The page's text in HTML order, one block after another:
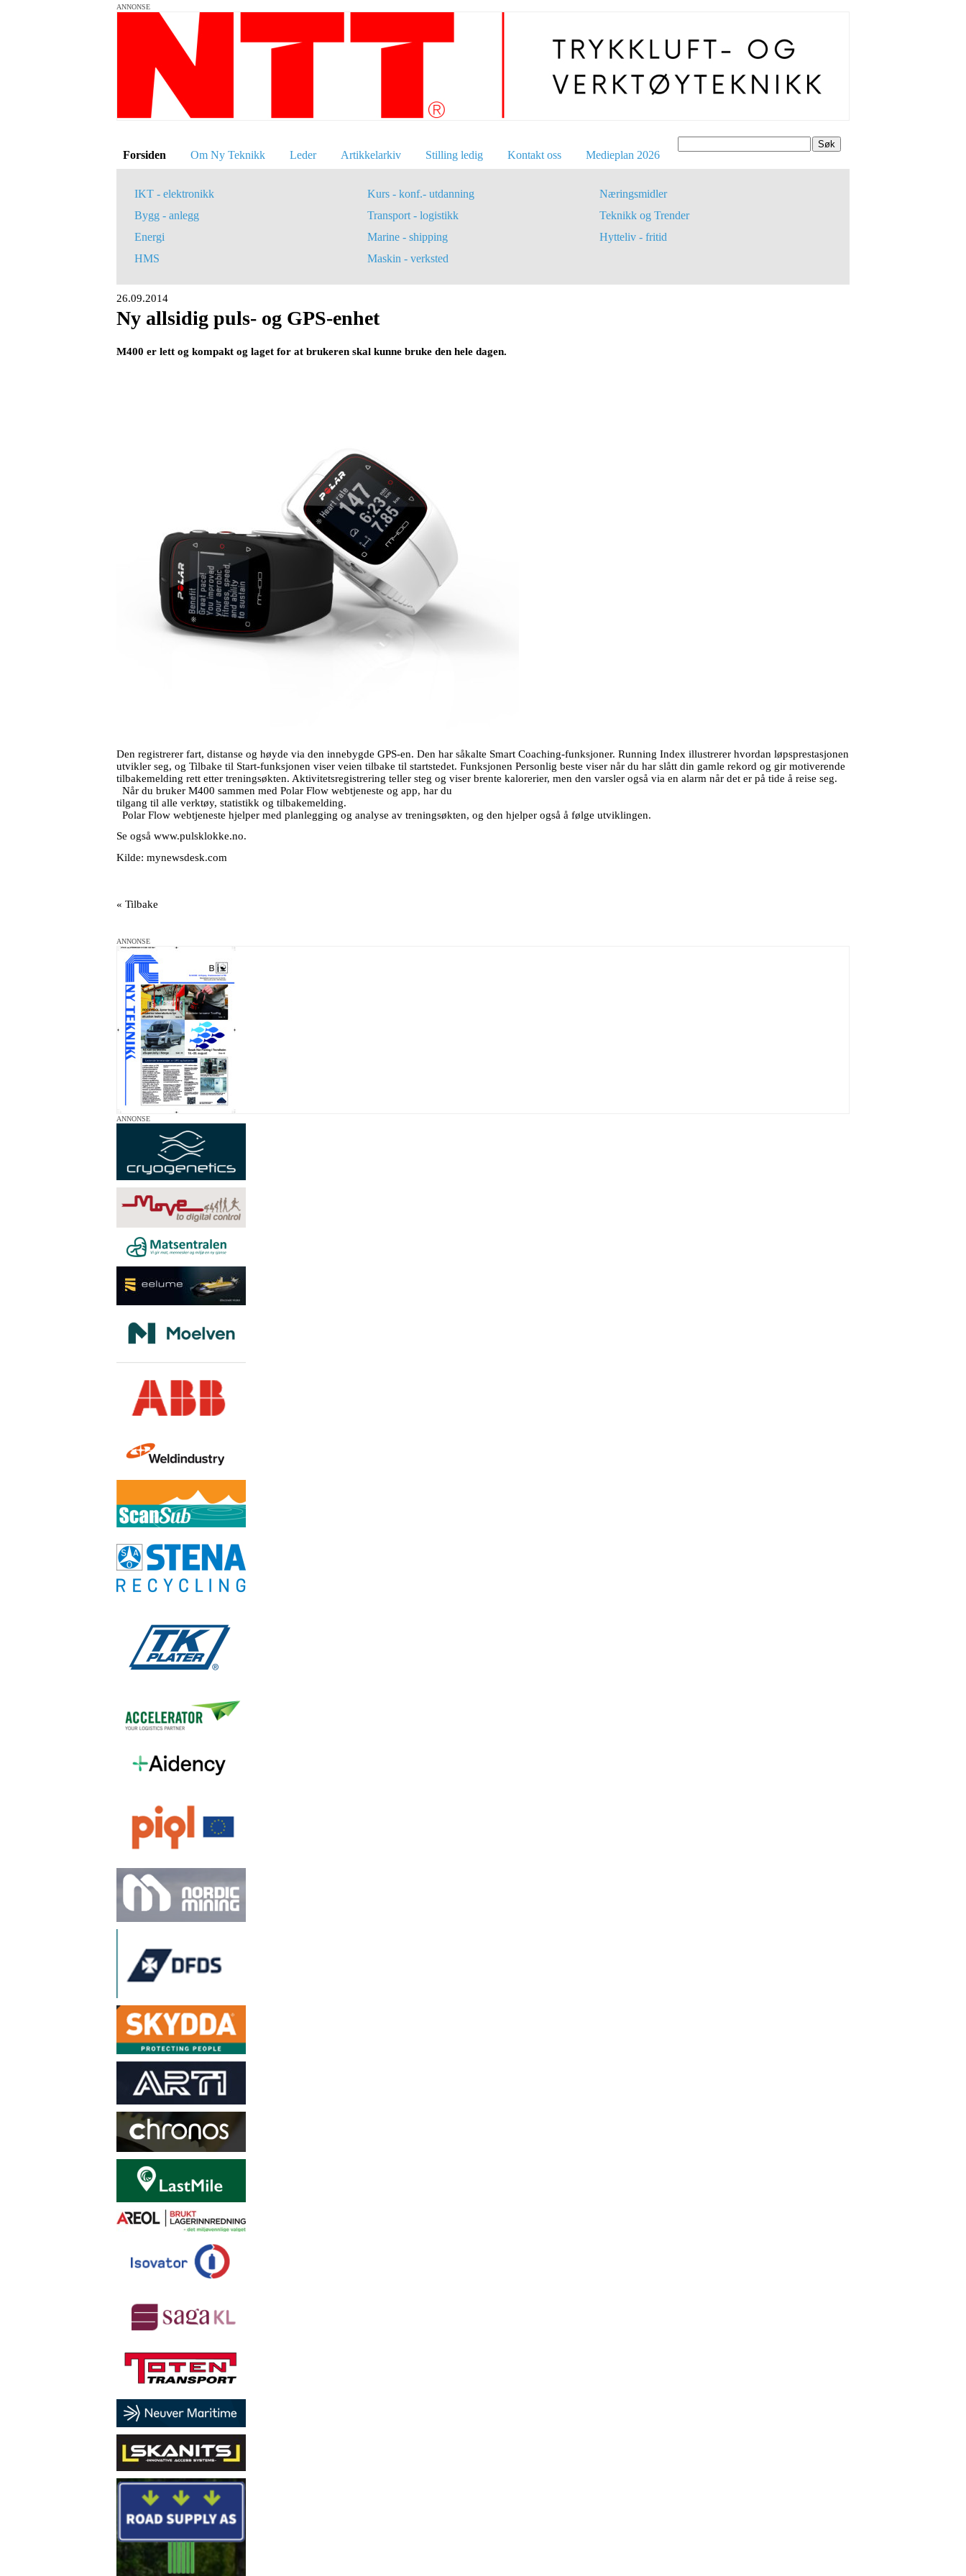
ANNONSE
Søk
Forsiden Om Ny Teknikk Leder Artikkelarkiv Stilling ledig Kontakt oss Medieplan 2026
IKT - elektronikk
Bygg - anlegg
Energi
HMS
Kurs - konf.- utdanning
Transport - logistikk
Marine - shipping
Maskin - verksted
Næringsmidler
Teknikk og Trender
Hytteliv - fritid
26.09.2014
Ny allsidig puls- og GPS-enhet
M400 er lett og kompakt og laget for at brukeren skal kunne bruke den hele dagen.
Den registrerer fart, distanse og høyde via den innebygde GPS-en. Den har såkalte Smart Coaching-funksjoner. Running Index illustrerer hvordan løpsprestasjonen
utvikler seg, og Tilbake til Start-funksjonen viser veien tilbake til startstedet. Funksjonen Personlig beste viser når du har slått din gamle rekord og gir motiverende
tilbakemelding rett etter treningsøkten. Aktivitetsregistrering teller steg og viser brente kalorerier, men den varsler også via en alarm når det er på tide å reise seg.
Når du bruker M400 sammen med Polar Flow webtjeneste og app, har du
tilgang til alle verktøy, statistikk og tilbakemelding.
Polar Flow webtjeneste hjelper med planlegging og analyse av treningsøkten, og den hjelper også å følge utviklingen.
Se også www.pulsklokke.no.
Kilde: mynewsdesk.com
« Tilbake
ANNONSE
ANNONSE